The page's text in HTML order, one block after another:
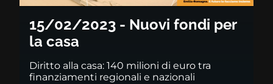
video
15/02/2023 - Nuovi fondi per
la casa
Diritto alla casa: 140 milioni di euro tra
finanziamenti regionali e nazionali